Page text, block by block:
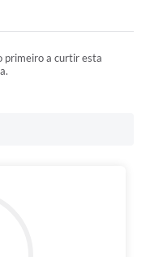
primeiro a curtir esta